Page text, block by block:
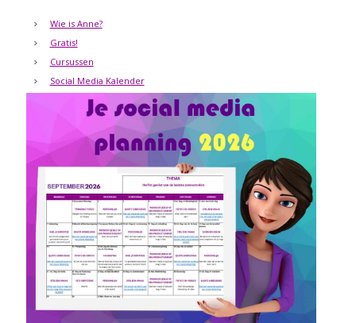
Wie is Anne?
Gratis!
Cursussen
Social Media Kalender